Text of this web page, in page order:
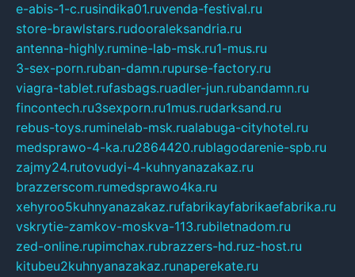
e-abis-1-c.rusindika01.ruvenda-festival.ru
store-brawlstars.rudooraleksandria.ru
antenna-highly.rumine-lab-msk.ru1-mus.ru
3-sex-porn.ruban-damn.rupurse-factory.ru
viagra-tablet.rufasbags.ruadler-jun.rubandamn.ru
fincontech.ru3sexporn.ru1mus.rudarksand.ru
rebus-toys.ruminelab-msk.rualabuga-cityhotel.ru
medsprawo-4-ka.ru2864420.rublagodarenie-spb.ru
zajmy24.rutovudyi-4-kuhnyanazakaz.ru
brazzerscom.rumedsprawo4ka.ru
xehyroo5kuhnyanazakaz.rufabrikayfabrikaefabrika.ru
vskrytie-zamkov-moskva-113.rubiletnadom.ru
zed-online.rupimchax.rubrazzers-hd.ruz-host.ru
kitubeu2kuhnyanazakaz.runaperekate.ru